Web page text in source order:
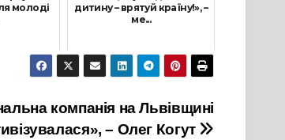
молоді
дитину – врятуй країну!», –
ме...
15 Лютого, 2022
компанія на Львівщині
– Олег Когут